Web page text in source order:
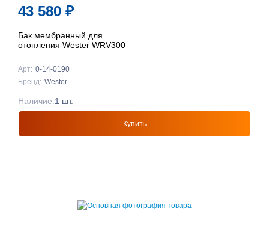
43 580 ₽
Бак мембранный для
отопления Wester WRV300
Арт: 0-14-0190
Бренд: Wester
Купить
Наличие:1 шт.